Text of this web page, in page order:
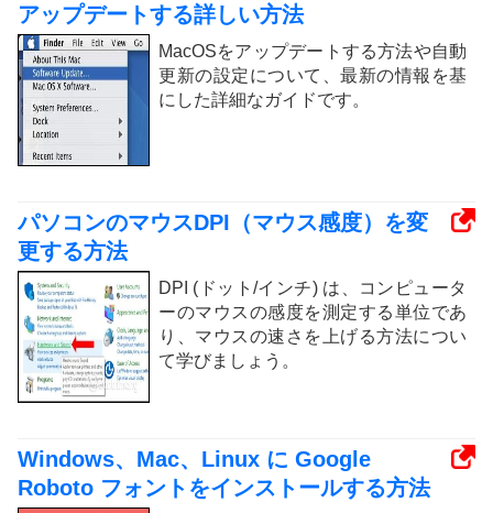
アップデートする詳しい方法
MacOSをアップデートする方法や自動
更新の設定について、最新の情報を基
にした詳細なガイドです。
パソコンのマウスDPI（マウス感度）を変
更する方法
DPI (ドット/インチ) は、コンピュータ
ーのマウスの感度を測定する単位であ
り、マウスの速さを上げる方法につい
て学びましょう。
Windows、Mac、Linux に Google
Roboto フォントをインストールする方法